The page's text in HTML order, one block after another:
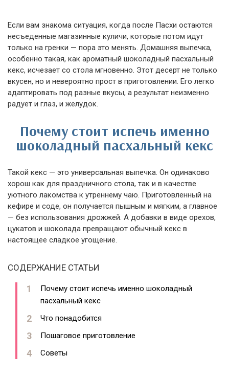
Если вам знакома ситуация, когда после Пасхи остаются
несъеденные магазинные куличи, которые потом идут
только на гренки — пора это менять. Домашняя выпечка,
особенно такая, как ароматный шоколадный пасхальный
кекс, исчезает со стола мгновенно. Этот десерт не только
вкусен, но и невероятно прост в приготовлении. Его легко
адаптировать под разные вкусы, а результат неизменно
радует и глаз, и желудок.
Почему стоит испечь именно
шоколадный пасхальный кекс
Такой кекс — это универсальная выпечка. Он одинаково
хорош как для праздничного стола, так и в качестве
уютного лакомства к утреннему чаю. Приготовленный на
кефире и соде, он получается пышным и мягким, а главное
— без использования дрожжей. А добавки в виде орехов,
цукатов и шоколада превращают обычный кекс в
настоящее сладкое угощение.
СОДЕРЖАНИЕ СТАТЬИ
Почему стоит испечь именно шоколадный
пасхальный кекс
Что понадобится
Пошаговое приготовление
Советы